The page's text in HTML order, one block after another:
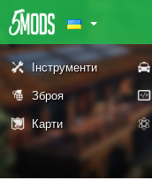
Інструменти
Зброя
Карти